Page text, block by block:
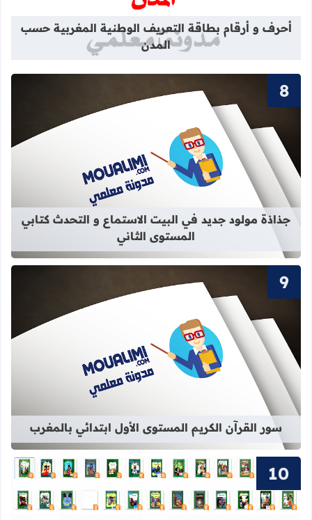
أحرف و أرقام بطاقة التعريف الوطنية المغربية حسب
المدن
قراءة المزيد عن جذاذة مولود جديد
جذاذة مولود جديد في البيت الاستماع و التحدث كتابي
المستوى الثاني
قراءة المزيد عن سور القرآن الكريم
سور القرآن الكريم المستوى الأول ابتدائي بالمغرب